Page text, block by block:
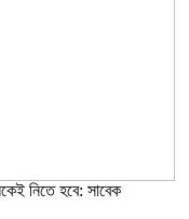
নিতে হবে: সাবেক